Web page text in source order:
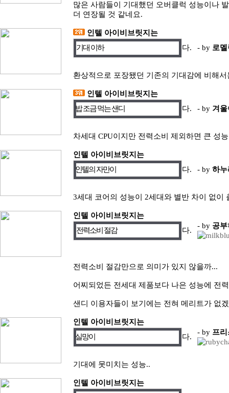
많은 사람들이 기대했던 오버클럭 성능이나
더 연장될 것 같네요.
인텔 아이비브릿지는
기대 이하
다. - by 로
환상적으로 포장됐던 기존의 기대감에 비해
인텔 아이비브릿지는
밥 조금 먹는 샌디
다. - by 겨
차세대 CPU이지만 전력소비 제외하면 큰 성
인텔 아이비브릿지는
인텔의 자만이
다. - by 하누
3세대 코어의 성능이 2세대와 별반 차이 없이
인텔 아이비브릿지는
전력소비 절감
다.
- by 공
전력소비 절감만으로 의미가 있지 않을까...
어찌되었든 전세대 제품보다 나은 성능에 전
샌디 이용자들이 보기에는 전혀 메리트가 없
인텔 아이비브릿지는
실망이
다.
- by 프
기대에 못미치는 성능..
인텔 아이비브릿지는